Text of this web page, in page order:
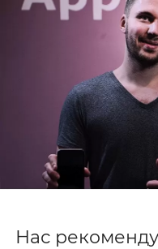
Нас